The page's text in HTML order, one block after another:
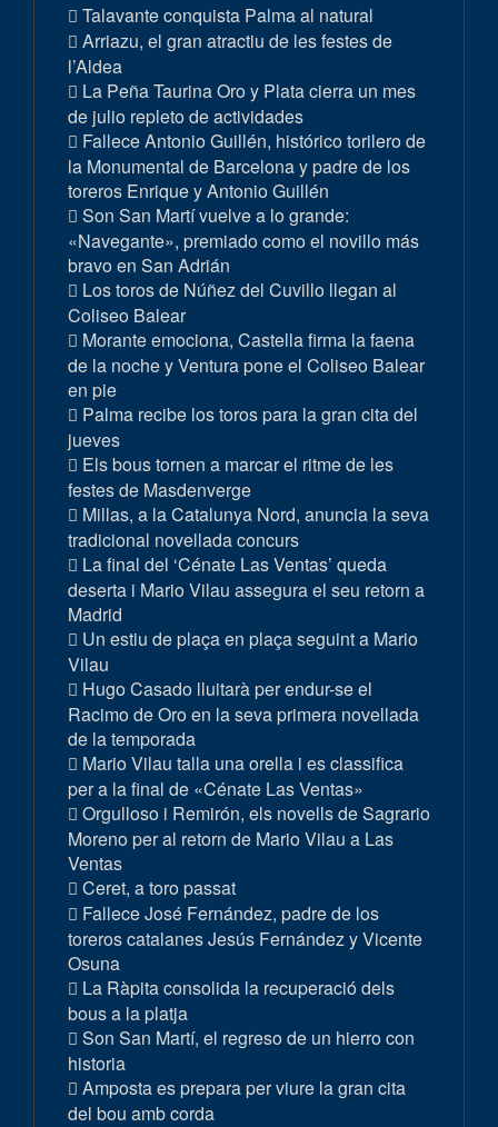
Talavante conquista Palma al natural
Arriazu, el gran atractiu de les festes de
l’Aldea
La Peña Taurina Oro y Plata cierra un mes
de julio repleto de actividades
Fallece Antonio Guillén, histórico torilero de
la Monumental de Barcelona y padre de los
toreros Enrique y Antonio Guillén
Son San Martí vuelve a lo grande:
«Navegante», premiado como el novillo más
bravo en San Adrián
Los toros de Núñez del Cuvillo llegan al
Coliseo Balear
Morante emociona, Castella firma la faena
de la noche y Ventura pone el Coliseo Balear
en pie
Palma recibe los toros para la gran cita del
jueves
Els bous tornen a marcar el ritme de les
festes de Masdenverge
Millas, a la Catalunya Nord, anuncia la seva
tradicional novellada concurs
La final del ‘Cénate Las Ventas’ queda
deserta i Mario Vilau assegura el seu retorn a
Madrid
Un estiu de plaça en plaça seguint a Mario
Vilau
Hugo Casado lluitarà per endur-se el
Racimo de Oro en la seva primera novellada
de la temporada
Mario Vilau talla una orella i es classifica
per a la final de «Cénate Las Ventas»
Orgulloso i Remirón, els novells de Sagrario
Moreno per al retorn de Mario Vilau a Las
Ventas
Ceret, a toro passat
Fallece José Fernández, padre de los
toreros catalanes Jesús Fernández y Vicente
Osuna
La Ràpita consolida la recuperació dels
bous a la platja
Son San Martí, el regreso de un hierro con
historia
Amposta es prepara per viure la gran cita
del bou amb corda